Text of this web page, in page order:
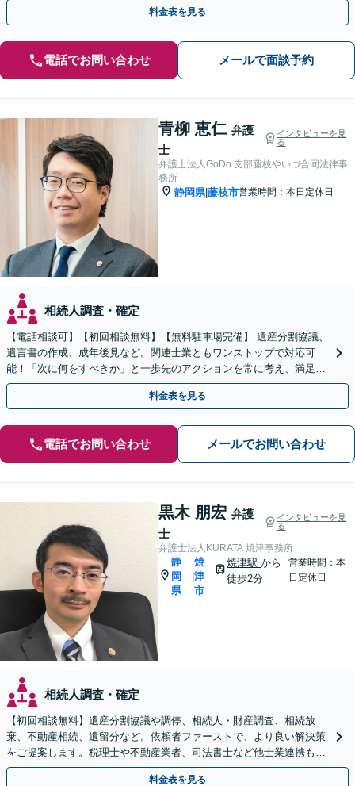
料金表を見る
電話でお問い合わせ メールで面談予約
青柳 恵仁 弁護
士
インタビューを見
る
弁護士法人GoDo 支部藤枝やいづ合同法律事
務所
静岡県|藤枝市営業時間：本日定休日
相続人調査・確定
【電話相談可】【初回相談無料】【無料駐車場完備】 遺産分割協議、
遺言書の作成、成年後見など。関連士業ともワンストップで対応可
能！「次に何をすべきか」と一歩先のアクションを常に考え、満足度
の高い解決を目指します
料金表を見る
電話でお問い合わせ メールでお問い合わせ
黒木 朋宏 弁護
士
インタビューを見
る
弁護士法人KURATA 焼津事務所
静
岡
県
焼
津
市
焼津駅から
徒歩2分
営業時間：本
日定休日
相続人調査・確定
【初回相談無料】遺産分割協議や調停、相続人・財産調査、相続放
棄、不動産相続、遺留分など。依頼者ファーストで、より良い解決策
をご提案します。税理士や不動産業者、司法書士など他士業連携もワ
ンストップで対応【焼津駅2分】
料金表を見る